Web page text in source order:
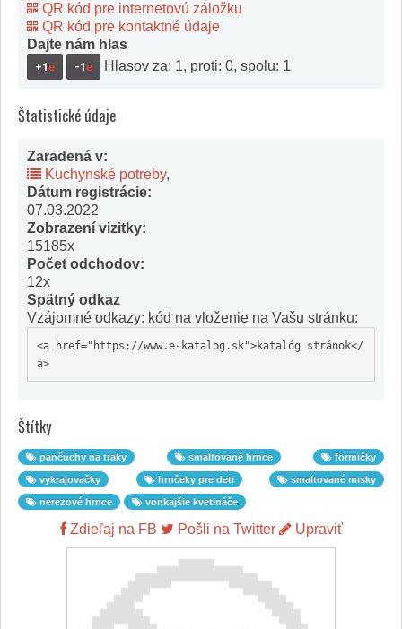
QR kód pre internetovú záložku
QR kód pre kontaktné údaje
Dajte nám hlas
+1e -1e Hlasov za: 1, proti: 0, spolu: 1
Štatistické údaje
Zaradená v:
Kuchynské potreby,
Dátum registrácie:
07.03.2022
Zobrazení vizitky:
15185x
Počet odchodov:
12x
Spätný odkaz
Vzájomné odkazy: kód na vloženie na Vašu stránku:
<a href="https://www.e-katalog.sk">katalóg stránok</
a>
Štítky
pančuchy na traky smaltované hrnce formičky
vykrajovačky hrnčeky pre deti smaltované misky
nerezové hrnce vonkajšie kvetináče
Zdieľaj na FB Pošli na Twitter Upraviť